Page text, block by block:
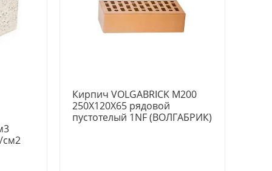
см2
Кирпич VOLGABRICK M200
250X120X65 рядовой
пустотелый 1NF (ВОЛГАБРИК)